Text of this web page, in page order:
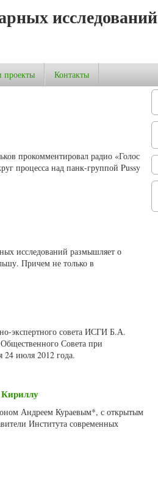
исследований
Контакты
прокомментировал радио «Голос
процесса над панк-группой Pussy
исследований размышляет о
Причем не только в
экспертного совета ИСГИ Б.А.
Совета при
24 июля 2012 года.
Андреем Кураевым*, с открытым
Института современных